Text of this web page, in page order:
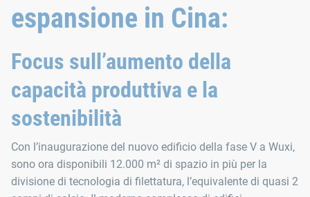
espansione in Cina:
Focus sull’aumento della
capacità produttiva e la
sostenibilità
Con l’inaugurazione del nuovo edificio della fase V a Wuxi,
sono ora disponibili 12.000 m² di spazio in più per la
divisione di tecnologia di filettatura, l’equivalente di quasi 2